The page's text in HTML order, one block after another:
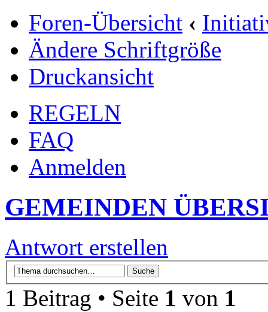
Foren-Übersicht ‹
Ändere Schriftgröße
Druckansicht
REGELN
FAQ
Anmelden
GEMEINDEN
Antwort erstellen
1 Beitrag • Seite 1 von 1